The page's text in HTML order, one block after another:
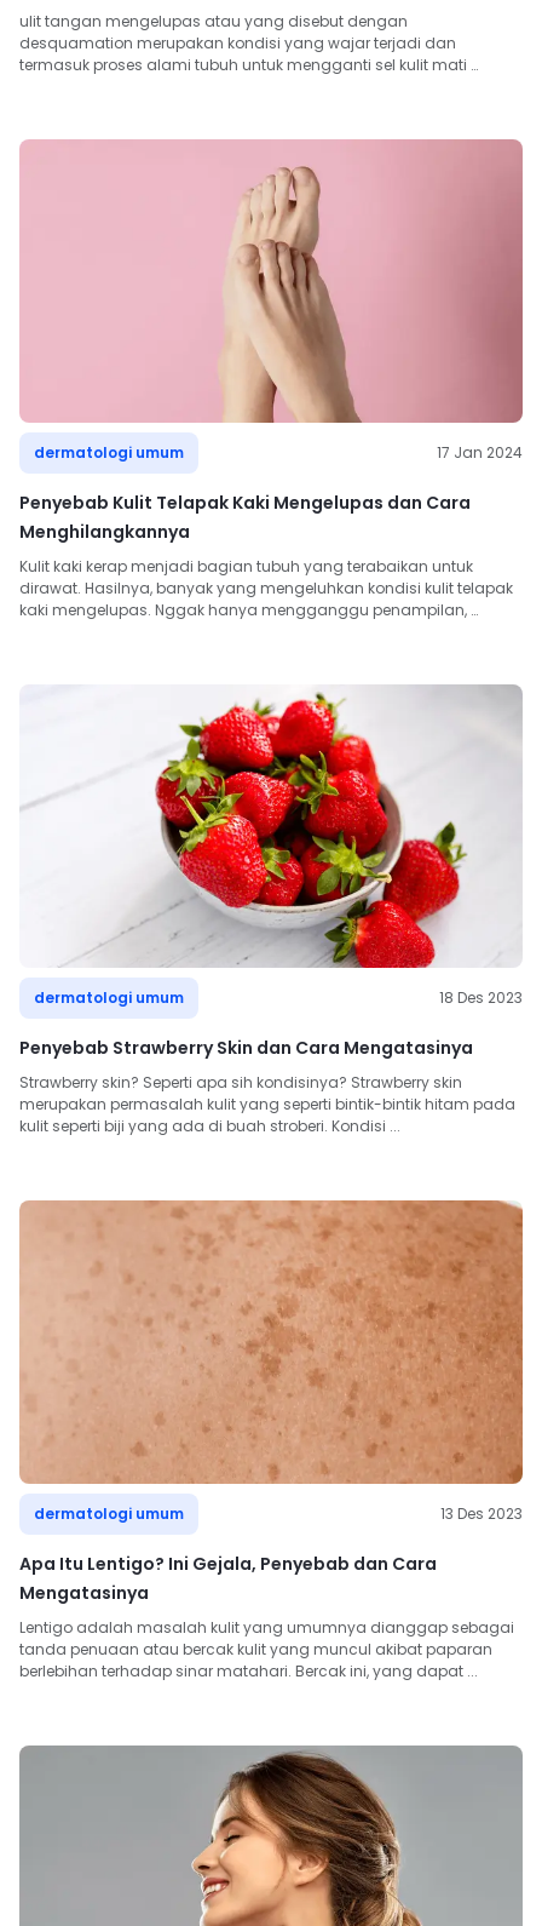
ulit tangan mengelupas atau yang disebut dengan
desquamation merupakan kondisi yang wajar terjadi dan
termasuk proses alami tubuh untuk mengganti sel kulit mati
dermatologi umum 17 Jan 2024
Penyebab Kulit Telapak Kaki Mengelupas dan Cara
Menghilangkannya
Kulit kaki kerap menjadi bagian tubuh yang terabaikan untuk
dirawat. Hasilnya, banyak yang mengeluhkan kondisi kulit telapak
kaki mengelupas. Nggak hanya mengganggu penampilan,
dermatologi umum 18 Des 2023
Penyebab Strawberry Skin dan Cara Mengatasinya
Strawberry skin? Seperti apa sih kondisinya? Strawberry skin
merupakan permasalah kulit yang seperti bintik-bintik hitam pada
kulit seperti biji yang ada di buah stroberi. Kondisi ...
dermatologi umum 13 Des 2023
Apa Itu Lentigo? Ini Gejala, Penyebab dan Cara
Mengatasinya
Lentigo adalah masalah kulit yang umumnya dianggap sebagai
tanda penuaan atau bercak kulit yang muncul akibat paparan
berlebihan terhadap sinar matahari. Bercak ini, yang dapat ...